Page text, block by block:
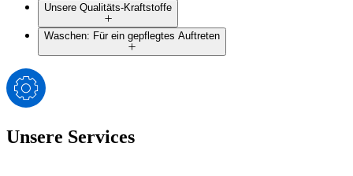
Unsere Qualitäts-Kraftstoffe
Waschen: Für ein gepflegtes Auftreten
Unsere Services